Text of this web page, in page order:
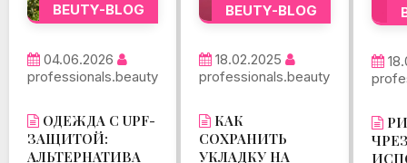
BEUTY-BLOG
04.06.2026
professionals.beauty
ОДЕЖДА С UPF-
ЗАЩИТОЙ:
АЛЬТЕРНАТИВА
BEUTY-BLOG
18.02.2025
professionals.beauty
КАК
СОХРАНИТЬ
УКЛАДКУ НА